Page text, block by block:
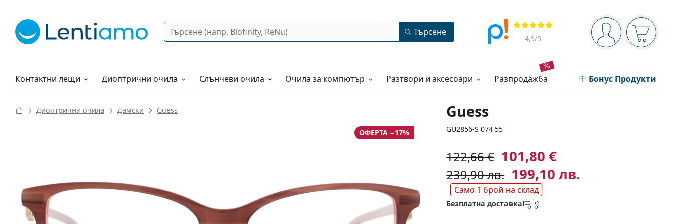
Navigation panel
Вие сте вписани
Прегледи
4,9/5
Търсене Търсене
Контактни лещи
Разтвори Диоптрични очила Слънчеви очила Очила за компютър Разтвори и аксесоари разпродажба Бонус Продукти
Как да поръчам?
Guess
GU2856-S 074 55
Диоптрични очила Дамски Guess
ОФЕРТА −17%
122,66 € 101,80 €
239,90 лв. 199,10 лв.
Само 1 брой на склад
Безплатна доставка!